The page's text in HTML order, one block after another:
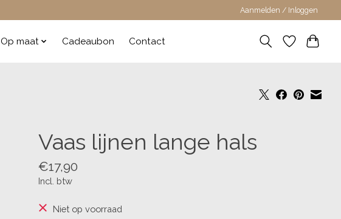
Aanmelden / Inloggen
Op maat Cadeaubon Contact
Vaas lijnen lange hals
€17,90
Incl. btw
Niet op voorraad